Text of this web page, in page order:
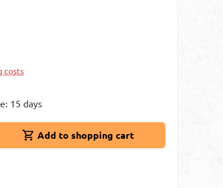
costs
15 days
amount or use the buttons to increase or
Add to shopping cart